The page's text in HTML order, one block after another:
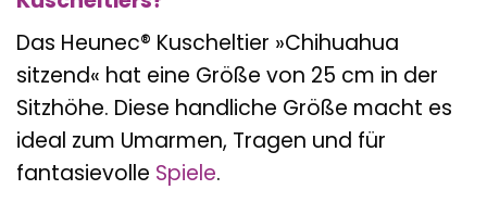
Das Heunec® Kuscheltier »Chihuahua
sitzend« hat eine Größe von 25 cm in der
Sitzhöhe. Diese handliche Größe macht es
ideal zum Umarmen, Tragen und für
fantasievolle Spiele.